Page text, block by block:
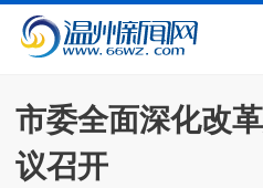
市委全面深化改
议召开